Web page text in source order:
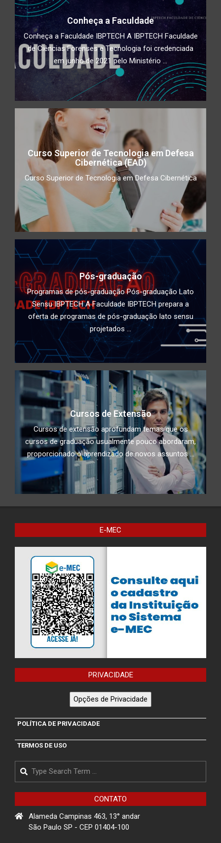
Conheça a Faculdade
Conheça a Faculdade IBPTECH A IBPTECH Faculdade
de Ciências Forenses e Tecnologia foi credenciada
em junho de 2021 pelo Ministério ...
Curso Superior de Tecnologia em Defesa
Cibernética (EAD)
Curso Superior de Tecnologia em Defesa Cibernética
...
Pós-graduação
Programas de pós-graduação Pós-graduação Lato
Sensu IBPTECH A Faculdade IBPTECH prepara a
oferta de programas de pós-graduação lato sensu
projetados ...
Cursos de Extensão
Cursos de extensão aprofundam temas que os
cursos de graduação usualmente pouco abordaram,
proporcionado o aprendizado de novos assuntos ...
E-MEC
PRIVACIDADE
Opções de Privacidade
POLÍTICA DE PRIVACIDADE
TERMOS DE USO
Search
CONTATO
Alameda Campinas 463, 13° andar
São Paulo SP - CEP 01404-100